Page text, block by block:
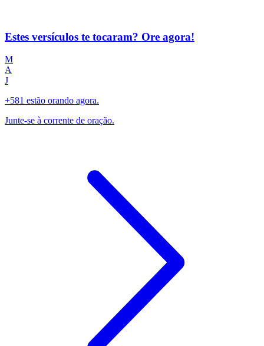
Estes versículos te tocaram? Ore agora!
M
A
J
+581 estão orando agora.
Junte-se à corrente de oração.